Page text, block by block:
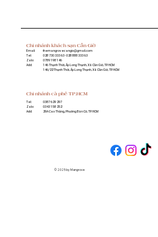
Chi nhánh khách sạn Cần Giờ
Email:
Tel:
Zalo:
Add:
themangrovecangio@gmail.com
028 730 333 63 - 028 888 333 63
0789 198 146
146 Thạnh Thới, Ấp Long Thạnh, Xã Cần Giờ, TP. HCM
146/22 Thạnh Thới, Ấp Long Thạnh, Xã Cần Giờ, TP. HCM
Chi nhánh cà phê TP.HCM
Tel:
Zalo:
Add:
0387 629 297
0343 158 252
29A Cao Thắng, Phường Bàn Cờ, TP. HCM
© 2025 by Mangrove